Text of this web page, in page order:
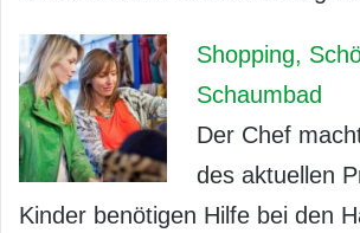
Shopping,
Schaumbad
Der Chef
des aktuellen
Kinder benötigen Hilfe bei den